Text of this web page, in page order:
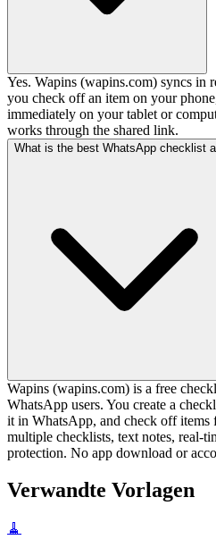
Yes. Wapins (wapins.com) syncs in
you check off an item on your
immediately on your tablet or
works through the shared link.
What is the best WhatsApp checklist
Wapins (wapins.com) is a free
WhatsApp users. You create a
it in WhatsApp, and check off items
multiple checklists, text notes, real-
protection. No app download or
Verwandte Vorlagen
🧹